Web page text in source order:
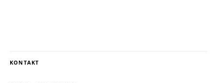
KONTAKT